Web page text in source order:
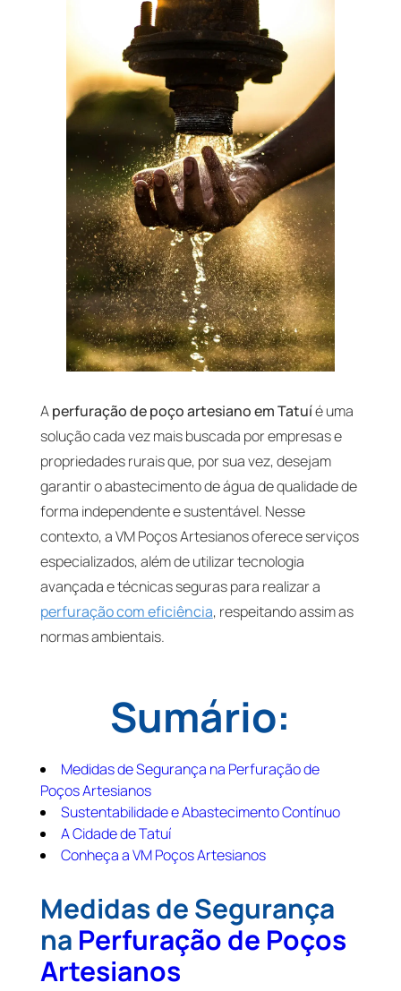
Aperfuração de poço artesiano em Tatuíé uma
solução cada vez mais buscada por empresas e
propriedades rurais que, por sua vez, desejam
garantir o abastecimento de água de qualidade de
forma independente e sustentável. Nesse
contexto, a VM Poços Artesianos oferece serviços
especializados, além de utilizar tecnologia
avançada e técnicas seguras para realizar a
perfuração com eficiência, respeitando assim as
normas ambientais.
Sumário:
Medidas de Segurança na Perfuração de
Poços Artesianos
Sustentabilidade e Abastecimento Contínuo
A Cidade de Tatuí
Conheça a VM Poços Artesianos
Medidas de Segurança
na Perfuração de Poços
Artesianos